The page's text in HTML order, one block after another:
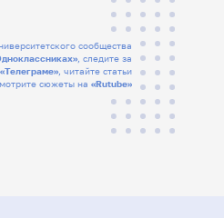
сообщества
, следите за
«Телеграме» , читайте статьи
сюжеты на«Rutube»